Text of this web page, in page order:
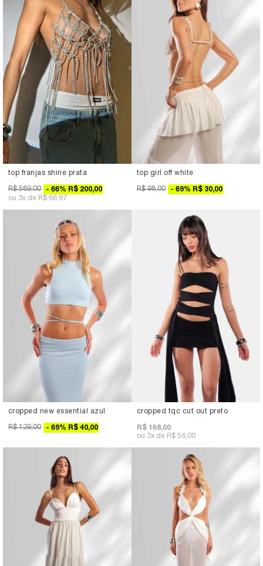
top franjas shine prata
R$ 589,00 R$ 200,00
66%
3x R$ 66,67
top girl off white
R$ 98,00 R$ 30,00
69%
cropped new essential azul
R$ 129,00 R$ 40,00
69%
cropped tqc cut out preto
R$ 168,00
3x R$ 56,00